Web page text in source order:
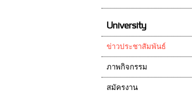
University
ข่าวประชาสัมพันธ์
ภาพกิจกรรม
สมัครงาน